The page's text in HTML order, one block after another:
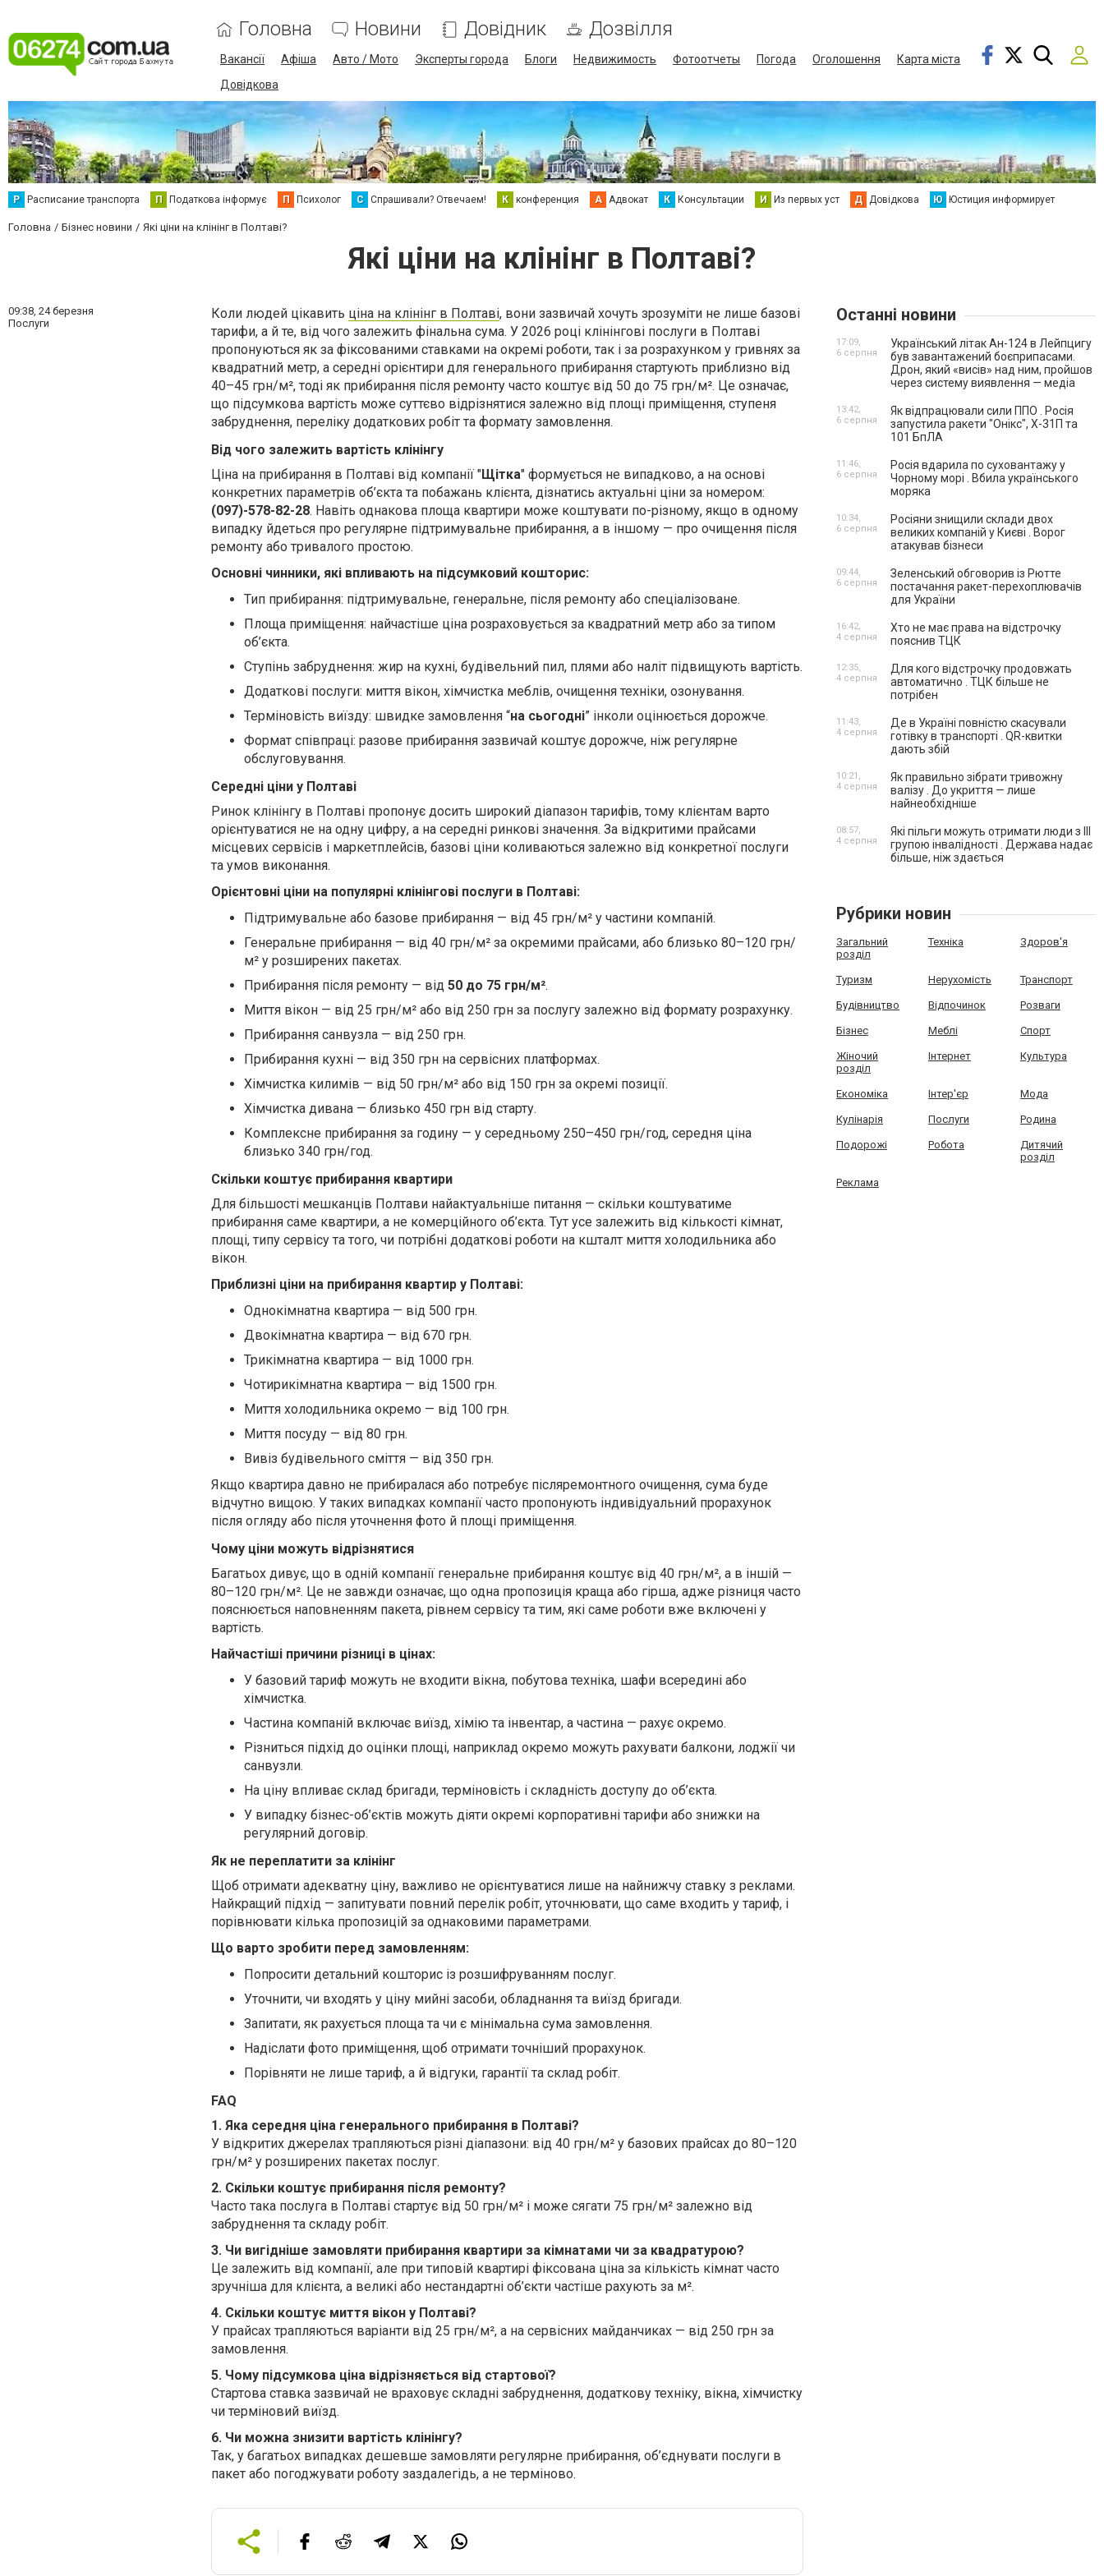
Головна Новини Довідник Дозвілля
Вакансії Афіша Авто / Мото Эксперты города Блоги Недвижимость Фотоотчеты Погода Оголошення
Карта міста
Довідкова
Р Расписание транспорта П Податкова інформує П Психолог С Спрашивали? Отвечаем! К конференция А Адвокат К Консультации И Из первых уст Д Довідкова Ю Юстиция информирует
Головна Бізнес новини Які ціни на клінінг в Полтаві?
Які ціни на клінінг в Полтаві?
09:38, 24 березня
Послуги
Коли людей цікавить ціна на клінінг в Полтаві, вони зазвичай хочуть зрозуміти не лише базові
тарифи, а й те, від чого залежить фінальна сума. У 2026 році клінінгові послуги в Полтаві
пропонуються як за фіксованими ставками на окремі роботи, так і за розрахунком у гривнях за
квадратний метр, а середні орієнтири для генерального прибирання стартують приблизно від
40–45 грн/м², тоді як прибирання після ремонту часто коштує від 50 до 75 грн/м². Це означає,
що підсумкова вартість може суттєво відрізнятися залежно від площі приміщення, ступеня
забруднення, переліку додаткових робіт та формату замовлення.
Від чого залежить вартість клінінгу
Ціна на прибирання в Полтаві від компанії "Щітка" формується не випадково, а на основі
конкретних параметрів об’єкта та побажань клієнта, дізнатись актуальні ціни за номером:
(097)-578-82-28. Навіть однакова площа квартири може коштувати по-різному, якщо в одному
випадку йдеться про регулярне підтримувальне прибирання, а в іншому — про очищення після
ремонту або тривалого простою.
Основні чинники, які впливають на підсумковий кошторис:
Тип прибирання: підтримувальне, генеральне, після ремонту або спеціалізоване.
Площа приміщення: найчастіше ціна розраховується за квадратний метр або за типом
об’єкта.
Ступінь забруднення: жир на кухні, будівельний пил, плями або наліт підвищують вартість.
Додаткові послуги: миття вікон, хімчистка меблів, очищення техніки, озонування.
Терміновість виїзду: швидке замовлення “на сьогодні” інколи оцінюється дорожче.​
Формат співпраці: разове прибирання зазвичай коштує дорожче, ніж регулярне
обслуговування.
Середні ціни у Полтаві
Ринок клінінгу в Полтаві пропонує досить широкий діапазон тарифів, тому клієнтам варто
орієнтуватися не на одну цифру, а на середні ринкові значення. За відкритими прайсами
місцевих сервісів і маркетплейсів, базові ціни коливаються залежно від конкретної послуги
та умов виконання.
Орієнтовні ціни на популярні клінінгові послуги в Полтаві:
Підтримувальне або базове прибирання — від 45 грн/м² у частини компаній.​
Генеральне прибирання — від 40 грн/м² за окремими прайсами, або близько 80–120 грн/
м² у розширених пакетах.
Прибирання після ремонту — від 50 до 75 грн/м².​
Миття вікон — від 25 грн/м² або від 250 грн за послугу залежно від формату розрахунку.
Прибирання санвузла — від 250 грн.​
Прибирання кухні — від 350 грн на сервісних платформах.
Хімчистка килимів — від 50 грн/м² або від 150 грн за окремі позиції.
Хімчистка дивана — близько 450 грн від старту.​
Комплексне прибирання за годину — у середньому 250–450 грн/год, середня ціна
близько 340 грн/год.​
Скільки коштує прибирання квартири
Для більшості мешканців Полтави найактуальніше питання — скільки коштуватиме
прибирання саме квартири, а не комерційного об’єкта. Тут усе залежить від кількості кімнат,
площі, типу сервісу та того, чи потрібні додаткові роботи на кшталт миття холодильника або
вікон.
Приблизні ціни на прибирання квартир у Полтаві:
Однокімнатна квартира — від 500 грн.​
Двокімнатна квартира — від 670 грн.
Трикімнатна квартира — від 1000 грн.
Чотирикімнатна квартира — від 1500 грн.
Миття холодильника окремо — від 100 грн.​
Миття посуду — від 80 грн.​
Вивіз будівельного сміття — від 350 грн.​
Якщо квартира давно не прибиралася або потребує післяремонтного очищення, сума буде
відчутно вищою. У таких випадках компанії часто пропонують індивідуальний прорахунок
після огляду або після уточнення фото й площі приміщення.
Чому ціни можуть відрізнятися
Багатьох дивує, що в одній компанії генеральне прибирання коштує від 40 грн/м², а в іншій —
80–120 грн/м². Це не завжди означає, що одна пропозиція краща або гірша, адже різниця часто
пояснюється наповненням пакета, рівнем сервісу та тим, які саме роботи вже включені у
вартість.
Найчастіші причини різниці в цінах:
У базовий тариф можуть не входити вікна, побутова техніка, шафи всередині або
хімчистка.
Частина компаній включає виїзд, хімію та інвентар, а частина — рахує окремо.
Різниться підхід до оцінки площі, наприклад окремо можуть рахувати балкони, лоджії чи
санвузли.
На ціну впливає склад бригади, терміновість і складність доступу до об’єкта.
У випадку бізнес-об’єктів можуть діяти окремі корпоративні тарифи або знижки на
регулярний договір.
Як не переплатити за клінінг
Щоб отримати адекватну ціну, важливо не орієнтуватися лише на найнижчу ставку з реклами.
Найкращий підхід — запитувати повний перелік робіт, уточнювати, що саме входить у тариф, і
порівнювати кілька пропозицій за однаковими параметрами.
Що варто зробити перед замовленням:
Попросити детальний кошторис із розшифруванням послуг.
Уточнити, чи входять у ціну мийні засоби, обладнання та виїзд бригади.​
Запитати, як рахується площа та чи є мінімальна сума замовлення.
Надіслати фото приміщення, щоб отримати точніший прорахунок.​
Порівняти не лише тариф, а й відгуки, гарантії та склад робіт.
FAQ
1. Яка середня ціна генерального прибирання в Полтаві?
У відкритих джерелах трапляються різні діапазони: від 40 грн/м² у базових прайсах до 80–120
грн/м² у розширених пакетах послуг.
2. Скільки коштує прибирання після ремонту?
Часто така послуга в Полтаві стартує від 50 грн/м² і може сягати 75 грн/м² залежно від
забруднення та складу робіт.​
3. Чи вигідніше замовляти прибирання квартири за кімнатами чи за квадратурою?
Це залежить від компанії, але при типовій квартирі фіксована ціна за кількість кімнат часто
зручніша для клієнта, а великі або нестандартні об’єкти частіше рахують за м².
4. Скільки коштує миття вікон у Полтаві?
У прайсах трапляються варіанти від 25 грн/м², а на сервісних майданчиках — від 250 грн за
замовлення.
5. Чому підсумкова ціна відрізняється від стартової?
Стартова ставка зазвичай не враховує складні забруднення, додаткову техніку, вікна, хімчистку
чи терміновий виїзд.
6. Чи можна знизити вартість клінінгу?
Так, у багатьох випадках дешевше замовляти регулярне прибирання, об’єднувати послуги в
пакет або погоджувати роботу заздалегідь, а не терміново.
Останні новини
Український літак Ан-124 в Лейпцигу
був завантажений боєприпасами.
Дрон, який «висів» над ним, пройшов
через систему виявлення — медіа
17:09,
6 серпня
Як відпрацювали сили ППО . Росія
запустила ракети "Онікс", Х-31П та
101 БпЛА
13:42,
6 серпня
Росія вдарила по суховантажу у
Чорному морі . Вбила українського
моряка
11:46,
6 серпня
Росіяни знищили склади двох
великих компаній у Києві . Ворог
атакував бізнеси
10:34,
6 серпня
Зеленський обговорив із Рютте
постачання ракет-перехоплювачів
для України
09:44,
6 серпня
Хто не має права на відстрочку
пояснив ТЦК
16:42,
4 серпня
Для кого відстрочку продовжать
автоматично . ТЦК більше не
потрібен
12:35,
4 серпня
Де в Україні повністю скасували
готівку в транспорті . QR-квитки
дають збій
11:43,
4 серпня
Як правильно зібрати тривожну
валізу . До укриття — лише
найнеобхідніше
10:21,
4 серпня
Які пільги можуть отримати люди з III
групою інвалідності . Держава надає
більше, ніж здається
08:57,
4 серпня
Рубрики новин
Загальний
розділ
Техніка Здоров'я
Туризм Нерухомість Транспорт
Будівництво Відпочинок Розваги
Бізнес Меблі Спорт
Жіночий
розділ
Інтернет Культура
Економіка Інтер'єр Мода
Кулінарія Послуги Родина
Подорожі Робота
Дитячий
розділ
Реклама